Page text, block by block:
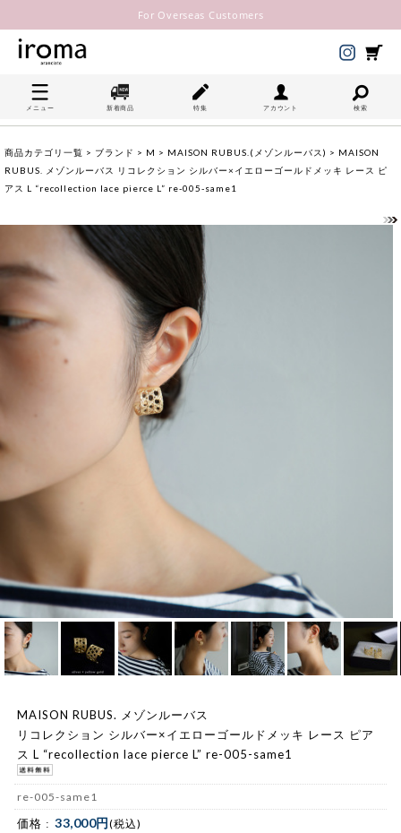
For Overseas Customers
メニュー 新着商品 特集 アカウント 検索
商品カテゴリ一覧 > ブランド > M > MAISON RUBUS.(メゾンルーバス) > MAISON
RUBUS. メゾンルーバス リコレクション シルバー×イエローゴールドメッキ レース ピ
アス L “recollection lace pierce L” re-005-same1
MAISON RUBUS. メゾンルーバス
リコレクション シルバー×イエローゴールドメッキ レース ピア
ス L “recollection lace pierce L” re-005-same1
re-005-same1
価格 : 33,000円 (税込)